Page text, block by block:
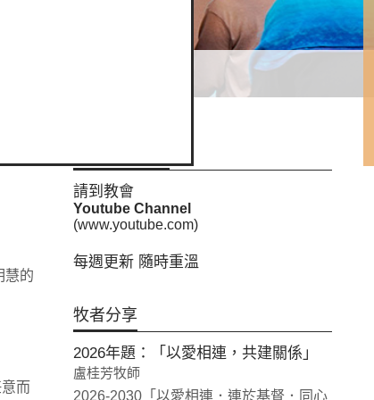
慧的
而
請到教會
Youtube Channel
(www.youtube.com)
每週更新 隨時重溫
牧者分享
2026年題：「以愛相連，共建關係」
盧桂芳牧師
2026-2030「以愛相連．連於基督．同心